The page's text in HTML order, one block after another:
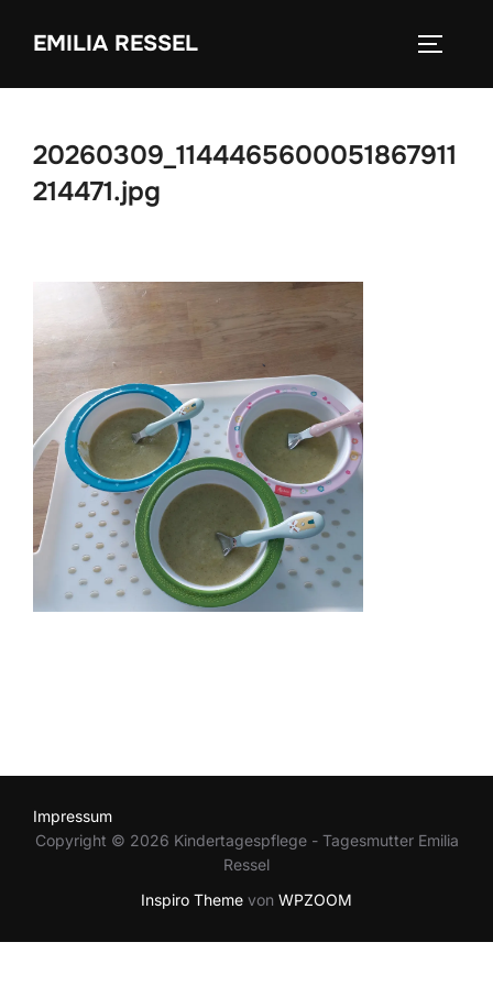
InhaltEMILIA RESSEL
20260309_1144465600051867911
214471.jpg
Impressum
Copyright © 2026 Kindertagespflege - Tagesmutter Emilia
Ressel
Inspiro Theme von WPZOOM